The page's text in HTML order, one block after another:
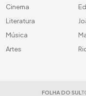
Cinema
Literatura
Música
Artes
FOLHA DO SUL